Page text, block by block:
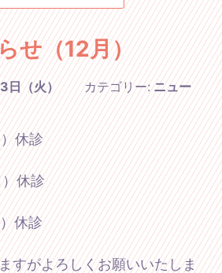
せ（12月）
日（火） カテゴリー:ニュー
休診
休診
休診
すがよろしくお願いいたしま